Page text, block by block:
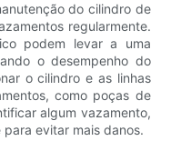
do cilindro de
regularmente.
podem levar a uma
o desempenho do
o cilindro e as linhas
como poças de
algum vazamento,
evitar mais danos.